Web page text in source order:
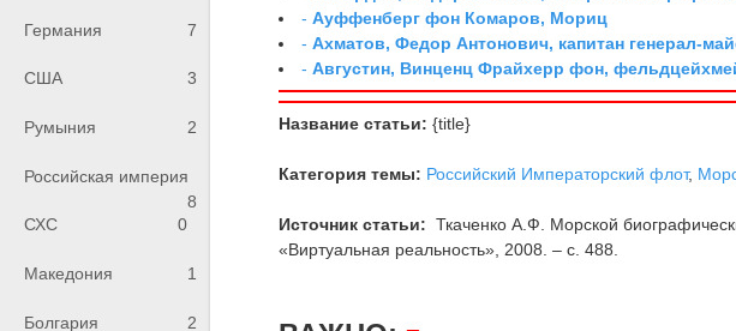
Германия 7
США 3
Румыния 2
Российская империя
8
СХС
0
Македония 1
Болгария 2
-Ауффенберг фон Комаров, Мориц
-Ахматов, Федор Антонович, капитан генерал-
-Августин, Винценц Фрайхерр фон,
Название статьи: {title}
Категория темы: Российский Императорский флот,
Источник статьи: Ткаченко А.Ф. Морской
«Виртуальная реальность», 2008. – с. 488.